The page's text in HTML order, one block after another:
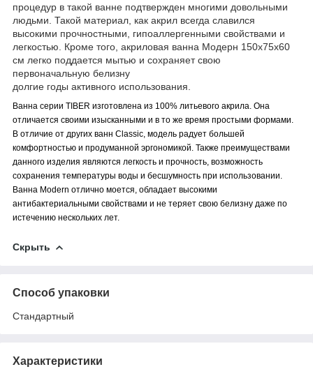
процедур в такой ванне подтвержден многими довольными
людьми. Такой материал, как акрил всегда славился
высокими прочностными, гипоаллергенными свойствами и
легкостью. Кроме того, акриловая ванна Модерн 150х75х60
см легко поддается мытью и сохраняет свою
первоначальную белизну
долгие годы активного использования.
Ванна серии TIBER изготовлена из 100% литьевого акрила. Она
отличается своими изысканными и в то же время простыми формами.
В отличие от других ванн Classic, модель радует большей
комфортностью и продуманной эргономикой. Также преимуществами
данного изделия являются легкость и прочность, возможность
сохранения температуры воды и бесшумность при использовании.
Ванна Modern отлично моется, обладает высокими
антибактериальными свойствами и не теряет свою белизну даже по
истечению нескольких лет.
Скрыть
Способ упаковки
Стандартный
Характеристики